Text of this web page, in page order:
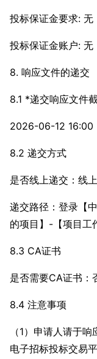
投标保证金要求: 无
投标保证金账户: 无
8. 响应文件的递交
8.1 *递交响应文件
2026-06-12 16:00
8.2 递交方式
是否线上递交：线上
递交路径：登录【
的项目】-【项目工
8.3 CA证书
是否需要CA证书：
8.4 注意事项
（1）申请人请于
电子招标投标交易